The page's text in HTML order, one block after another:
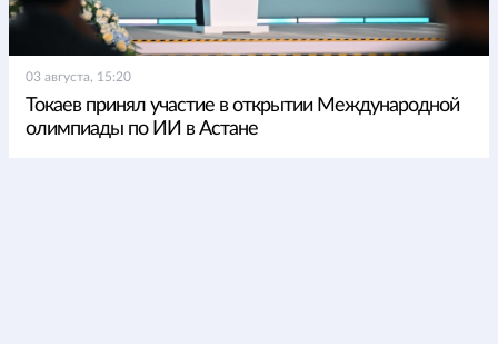
03 августа, 15:20
Токаев принял участие в открытии Международной
олимпиады по ИИ в Астане